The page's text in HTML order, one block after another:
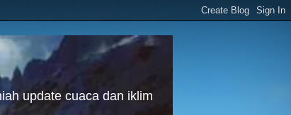
update cuaca dan iklim